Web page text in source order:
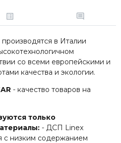
производятся в Италии
со всеми европейскими и
качества и экологии.
- качество товаров на
только
- ДСП Linex
с низким содержанием